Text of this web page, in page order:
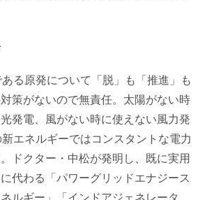
る原発について「脱」も「推進」も
策がないので無責任。太陽がない時
発電、風がない時に使えない風力発
エネルギーではコンスタントな電力
ドクター・中松が発明し、既に実用
代わる「パワーグリッドエナジース
ルギー」「インドアジェネレータ